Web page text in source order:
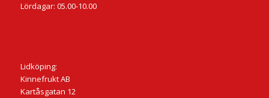
Lördagar: 05.00-10.00
Lidköping:
Kinnefrukt AB
Kartåsgatan 12